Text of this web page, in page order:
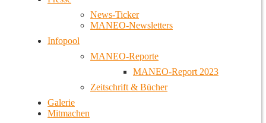
News-Ticker
MANEO-Newsletters
Infopool
MANEO-Reporte
MANEO-Report 2023
Zeitschrift & Bücher
Galerie
Mitmachen